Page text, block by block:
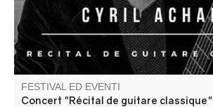
FESTIVAL ED EVENTI
Concert "Récital de guitare classique"